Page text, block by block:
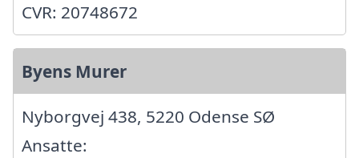
CVR: 20748672
Byens Murer
Nyborgvej 438, 5220 Odense SØ
Ansatte: